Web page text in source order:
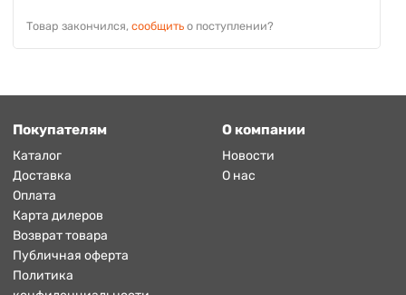
Товар закончился, сообщить о поступлении?
Покупателям
Каталог
Доставка
Оплата
Карта дилеров
Возврат товара
Публичная оферта
Политика
О компании
Новости
О нас